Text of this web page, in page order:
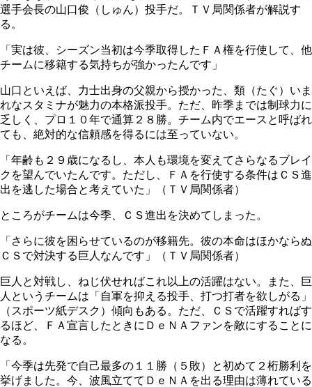
選手会長の山口俊（しゅん）投手だ。ＴＶ局関係者が解説す
る。
「実は彼、シーズン当初は今季取得したＦＡ権を行使して、他
チームに移籍する気持ちが強かったんです」
山口といえば、力士出身の父親から授かった、類（たぐ）いま
れなスタミナが魅力の本格派投手。ただ、昨季までは制球力に
乏しく、プロ１０年で通算２８勝。チーム内でエースと呼ばれ
ても、絶対的な信頼感を得るには至っていない。
「年齢も２９歳になるし、本人も環境を変えてさらなるブレイ
クを望んでいたんです。ただし、ＦＡを行使する条件はＣＳ進
出を逃した場合と考えていた」（ＴＶ局関係者）
ところがチームは今季、ＣＳ進出を決めてしまった。
「さらに彼を困らせているのが移籍先。彼の本命はほかならぬ
ＣＳで対決する巨人なんです」（ＴＶ局関係者）
巨人と対戦し、ねじ伏せればこれ以上の活躍はない。また、巨
人というチームは「自軍を抑える投手、打つ打者を欲しがる」
（スポーツ紙デスク）傾向もある。ただ、ＣＳで活躍すればす
るほど、ＦＡ宣言したときにＤｅＮＡファンを敵にすることに
なる。
「今季は先発で自己最多の１１勝（５敗）と初めて２桁勝利を
挙げました。今、波風立ててＤｅＮＡを出る理由は薄れている